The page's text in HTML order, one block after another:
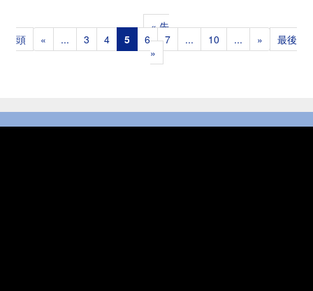
« 先
頭
« ... 3 4 5 6 7 ... 10 ... »
最後
»